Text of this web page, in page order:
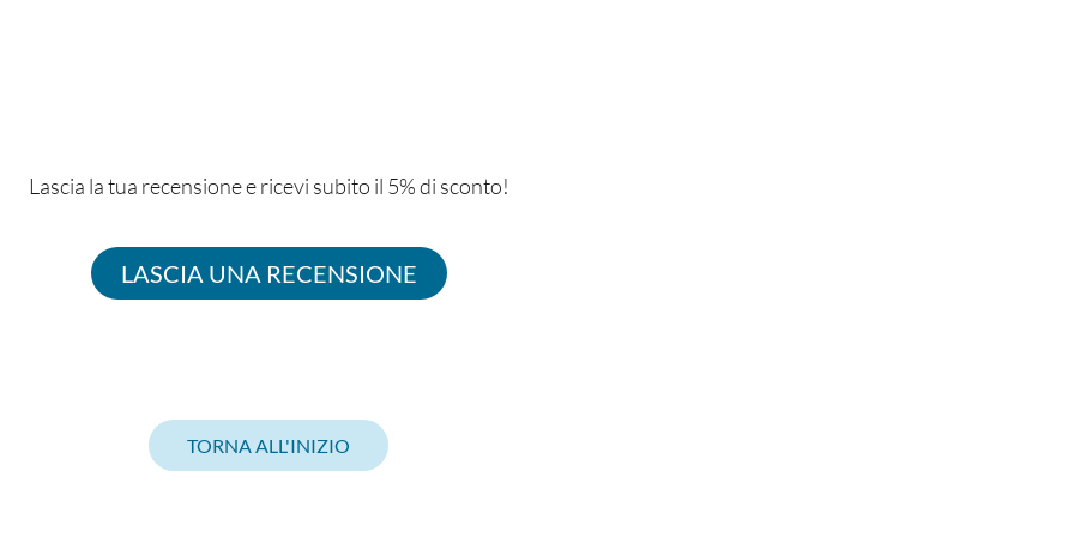
Lascia la tua recensione e ricevi subito il 5% di sconto!
LASCIA UNA RECENSIONE
TORNA ALL'INIZIO